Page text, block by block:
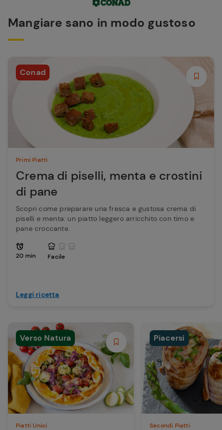
Mangiare sano in modo gustoso
Conad
Primi Piatti
Crema di piselli, menta e crostini
di pane
Scopri come preparare una fresca e gustosa crema di
piselli e menta: un piatto leggero arricchito con timo e
pane croccante.
20 min Facile
Leggi ricetta
Verso Natura
Piatti Unici
Piacersi
Secondi Piatti